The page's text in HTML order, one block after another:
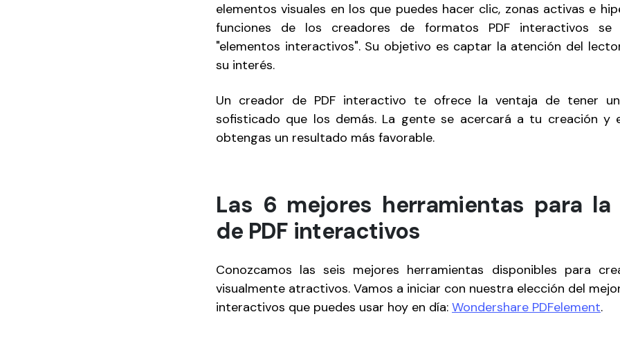
elementos visuales en los que puedes hacer clic, zonas activas e
funciones de los creadores de formatos PDF interactivos se
"elementos interactivos". Su objetivo es captar la atención del
su interés.
Un creador de PDF interactivo te ofrece la ventaja de tener
sofisticado que los demás. La gente se acercará a tu creación y
obtengas un resultado más favorable.
Las 6 mejores herramientas para la
de PDF interactivos
Conozcamos las seis mejores herramientas disponibles para
visualmente atractivos. Vamos a iniciar con nuestra elección del
interactivos que puedes usar hoy en día: Wondershare PDFelement.